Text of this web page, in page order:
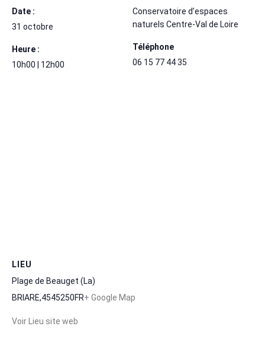
Date :
31 octobre
Heure :
10h00 | 12h00
Conservatoire d’espaces
naturels Centre-Val de Loire
Téléphone
06 15 77 44 35
LIEU
Plage de Beauget (La)
BRIARE,4545250FR+ Google Map
Voir Lieu site web